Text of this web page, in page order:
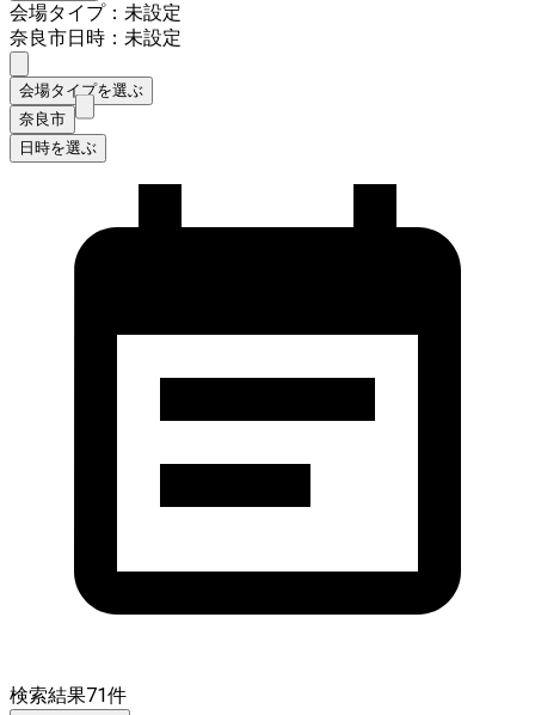
会場タイプ：未設定
奈良市日時：未設定
会場タイプを選ぶ
奈良市
日時を選ぶ
検索結果71件